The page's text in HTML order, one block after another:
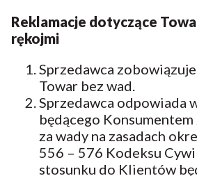
Reklamacje dotyczące
rękojmi
Sprzedawca
Towar bez wad.
Sprzedawca odpowiada
będącego
za wady na zasadach
556 – 576 Kodeksu
stosunku do Klientów